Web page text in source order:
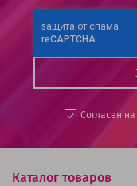
Согласен на
Каталог товаров